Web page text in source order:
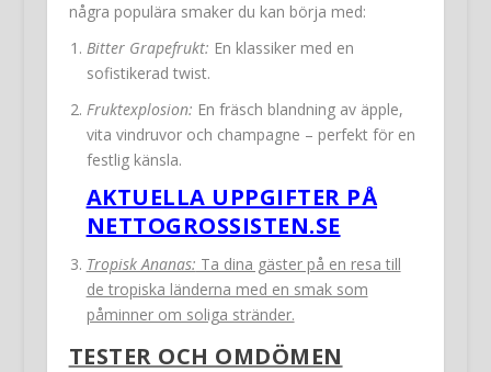
några populära smaker du kan börja med:
Bitter Grapefrukt: En klassiker med en
sofistikerad twist.
Fruktexplosion: En fräsch blandning av äpple,
vita vindruvor och champagne – perfekt för en
festlig känsla.
AKTUELLA UPPGIFTER PÅ
NETTOGROSSISTEN.SE
Tropisk Ananas: Ta dina gäster på en resa till
de tropiska länderna med en smak som
påminner om soliga stränder.
TESTER OCH OMDÖMEN